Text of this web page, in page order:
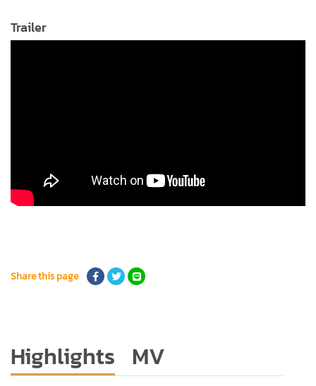
ชนกวนัน รักชีพ
วรรธนะ กัมทรทิพย์
ณัฐนี สิทธิสมาน
Trailer
Share this page
Highlights MV